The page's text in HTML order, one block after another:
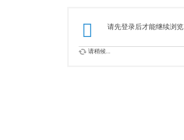
请先登录后才能继续浏览
请稍候...